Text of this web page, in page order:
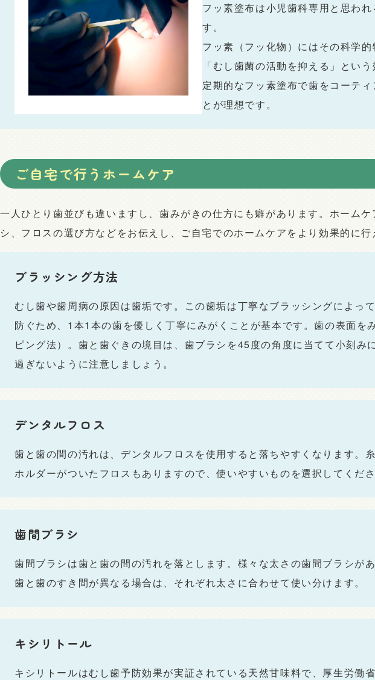
フッ素塗布は小児歯科専用と思わ
す。
フッ素（フッ化物）にはその科学
「むし歯菌の活動を抑える」という
定期的なフッ素塗布で歯をコーテ
とが理想です。
ご自宅で行うホームケア
一人ひとり歯並びも違いますし、歯みがきの仕方にも癖があります。ホーム
シ、フロスの選び方などをお伝えし、ご自宅でのホームケアをより効果的に行
ブラッシング方法
むし歯や歯周病の原因は歯垢です。この歯垢は丁寧なブラッシングによ
防ぐため、1本1本の歯を優しく丁寧にみがくことが基本です。歯の表面
ピング法）。歯と歯ぐきの境目は、歯ブラシを45度の角度に当てて小刻
過ぎないように注意しましょう。
デンタルフロス
歯と歯の間の汚れは、デンタルフロスを使用すると落ちやすくなります。
ホルダーがついたフロスもありますので、使いやすいものを選択してくださ
歯間ブラシ
歯間ブラシは歯と歯の間の汚れを落とします。様々な太さの歯間ブラシ
歯と歯のすき間が異なる場合は、それぞれ太さに合わせて使い分けます。
キシリトール
キシリトールはむし歯予防効果が実証されている天然甘味料で、厚生労